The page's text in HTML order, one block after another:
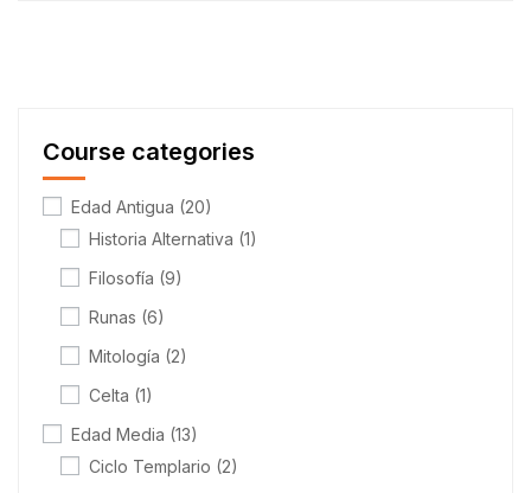
Course categories
Edad Antigua (20)
Historia Alternativa (1)
Filosofía (9)
Runas (6)
Mitología (2)
Celta (1)
Edad Media (13)
Ciclo Templario (2)